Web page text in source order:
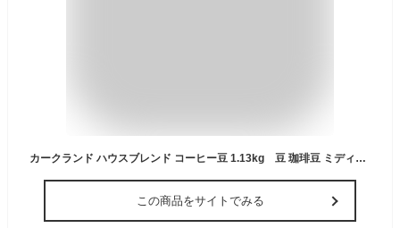
カークランド ハウスブレンド コーヒー豆 1.13kg 豆 珈琲豆 ミディアムロースト ロースト レギュラーコーヒー コーヒー 緑 珈琲 ドリップ 大容量 業務用 お得用 1130g 喫茶店 浅煎り コストコ アメリカン KS ホールビーン KIRKLAND アラビカ種
この商品をサイトでみる